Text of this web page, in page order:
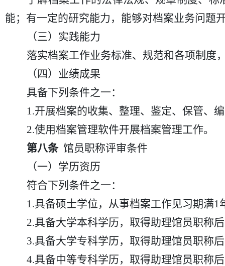
能；有一定的研究能力，能够对档案业务问题
（三）实践能力
落实档案工作业务标准、规范和各项制度
（四）业绩成果
具备下列条件之一：
1.开展档案的收集、整理、鉴定、保管、
2.使用档案管理软件开展档案管理工作。
第八条馆员职称评审条件
（一）学历资历
符合下列条件之一：
1.具备硕士学位，从事档案工作见习期满1
2.具备大学本科学历，取得助理馆员职称
3.具备大学专科学历，取得助理馆员职称
4.具备中等专科学历，取得助理馆员职称